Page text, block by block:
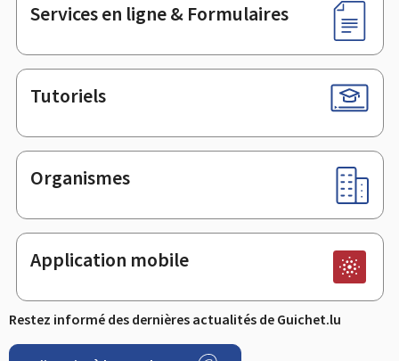
Services en ligne & Formulaires
Tutoriels
Organismes
Application mobile
Restez informé des dernières actualités de Guichet.lu